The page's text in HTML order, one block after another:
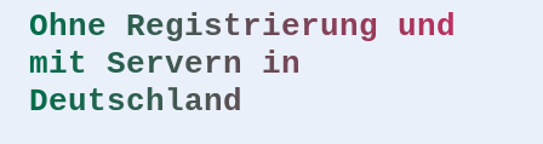
Ohne Registrierung und
mit Servern in
Deutschland